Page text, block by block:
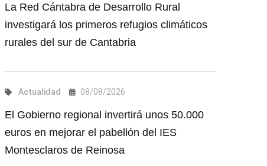
La Red Cántabra de Desarrollo Rural
investigará los primeros refugios climáticos
rurales del sur de Cantabria
Actualidad 08/08/2026
El Gobierno regional invertirá unos 50.000
euros en mejorar el pabellón del IES
Montesclaros de Reinosa